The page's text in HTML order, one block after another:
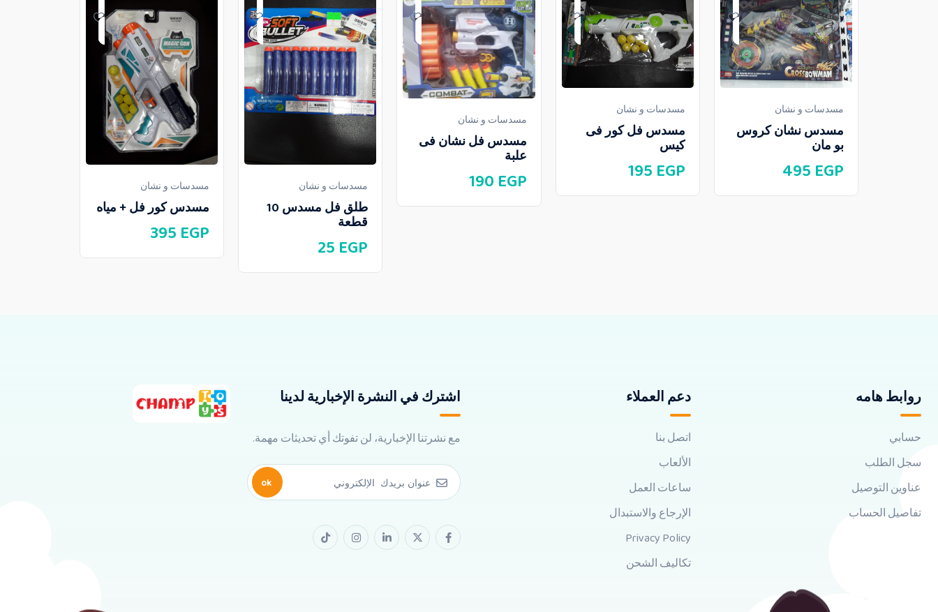
مسدسات و نشان
مسدس نشان كروس
بو مان
495 EGP
مسدسات و نشان
مسدس فل كور فى
كيس
195 EGP
مسدسات و نشان
مسدس فل نشان فى
علبة
190 EGP مسدسات و نشان
طلق فل مسدس 10
قطعة
25 EGP
مسدسات و نشان
مسدس كور فل + مياه
395 EGP
روابط هامه
حسابي
سجل الطلب
عناوين التوصيل
تفاصيل الحساب
دعم العملاء
اتصل بنا
الألعاب
ساعات العمل
الإرجاع والاستبدال
Privacy Policy
تكاليف الشحن
اشترك في النشرة الإخبارية لدينا
مع نشرتنا الإخبارية، لن تفوتك أي تحديثات مهمة.
ok